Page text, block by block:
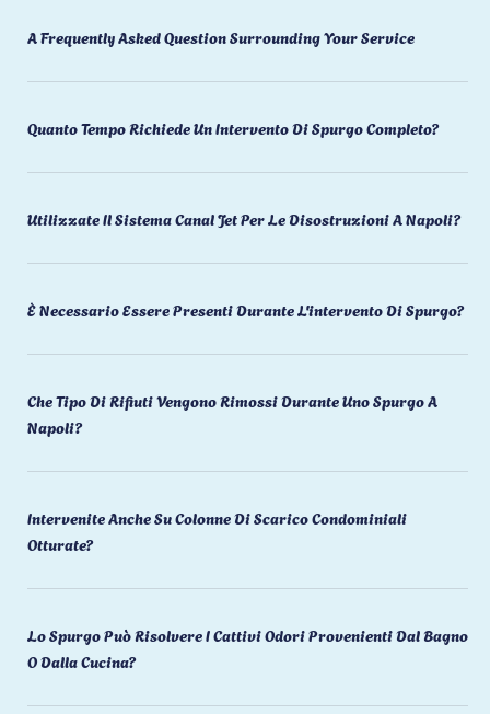
A Frequently Asked Question Surrounding Your Service
Quanto Tempo Richiede Un Intervento Di Spurgo Completo?
Utilizzate Il Sistema Canal Jet Per Le Disostruzioni A Napoli?
È Necessario Essere Presenti Durante L'intervento Di Spurgo?
Che Tipo Di Rifiuti Vengono Rimossi Durante Uno Spurgo A
Napoli?
Intervenite Anche Su Colonne Di Scarico Condominiali
Otturate?
Lo Spurgo Può Risolvere I Cattivi Odori Provenienti Dal Bagno
O Dalla Cucina?